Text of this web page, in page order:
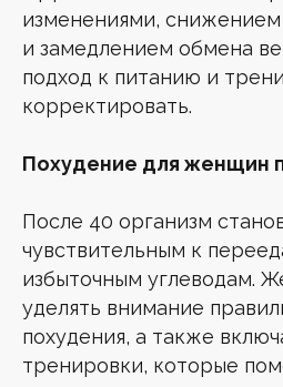
изменениями, снижением
и замедлением обмена
подход к питанию и
корректировать.
Похудение для женщин
После 40 организм
чувствительным к
избыточным углеводам.
уделять внимание
похудения, а также
тренировки, которые